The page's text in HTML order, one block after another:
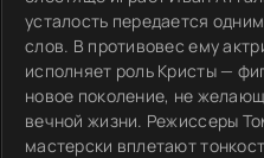
усталость передается
слов. В противовес ему
исполняет роль Кристы —
новое поколение, не
вечной жизни. Режиссеры
мастерски вплетают